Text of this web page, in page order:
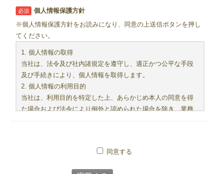
必須
個人情報保護方針
※個人情報保護方針をお読みになり、同意の上送信ボタンを押し
てください。
1. 個人情報の取得
当社は、法令及び社内諸規定を遵守し、適正かつ公平な手段
及び手続きにより、個人情報を取得します。
2. 個人情報の利用目的
当社は、利用目的を特定した上、あらかじめ本人の同意を得
た場合および法令により例外と認められた場合を除き、業務
の遂行上必要な限りにおいて個人情報を利用します。
かつ最新の内容に保ち、かつ安全に管理します。
同意する